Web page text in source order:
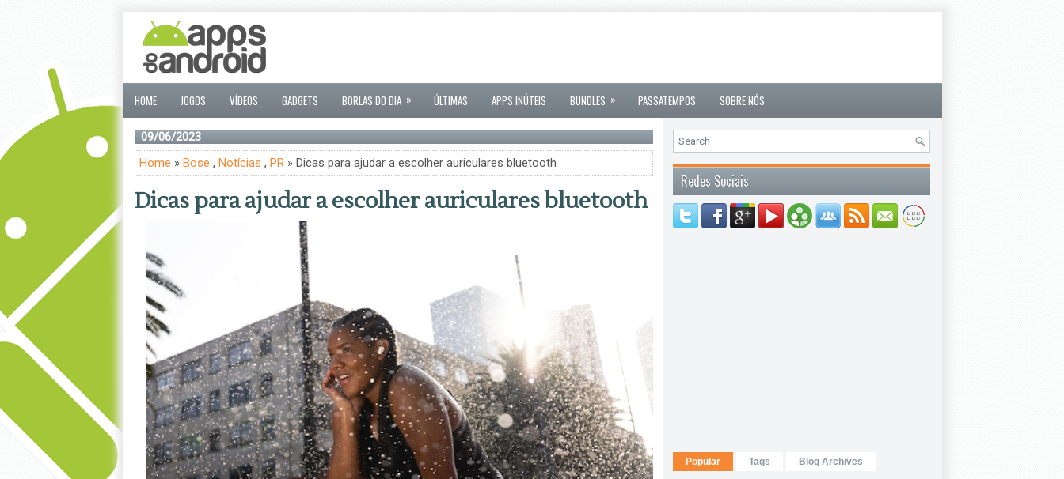
HOME JOGOS VÍDEOS GADGETS BORLAS DO DIA » ÚLTIMAS APPS INÚTEIS BUNDLES » PASSATEMPOS SOBRE NÓS
09/06/2023
Home » Bose , Notícias , PR» Dicas para ajudar a escolher auriculares bluetooth
Dicas para ajudar a escolher auriculares bluetooth
Redes Sociais
Popular Tags Blog Archives